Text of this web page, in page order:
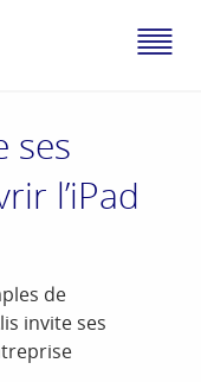
ses
l’iPad
de
invite ses